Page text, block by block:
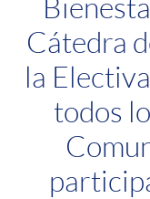
Cátedra
la
todos